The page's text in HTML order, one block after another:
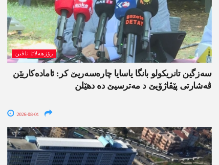
رۆژھەلاتا ناڤین
سەزگین تانریکولو بانگا یاسایا چارەسەریێ کر: ئامادەکاریێن
ڤەشارتی پێڤاژۆیێ د مەترسیێ دە دھێلن
2026-08-01